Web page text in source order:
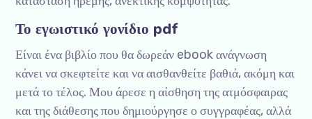
Το εγωιστικό γονίδιο pdf
Είναι ένα βιβλίο που θα δωρεάν ebook ανάγνωση
κάνει να σκεφτείτε και να αισθανθείτε βαθιά, ακόμη και
μετά το τέλος. Μου άρεσε η αίσθηση της ατμόσφαιρας
και της διάθεσης που δημιούργησε ο συγγραφέας, αλλά